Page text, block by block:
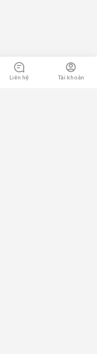
Liên hệ Tài khoản